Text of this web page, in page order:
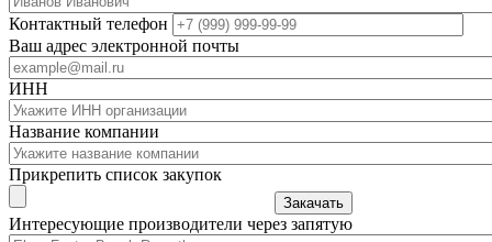
Контактный телефон
Ваш адрес электронной почты
ИНН
Название компании
Прикрепить список закупок
Закачать
Интересующие производители через запятую